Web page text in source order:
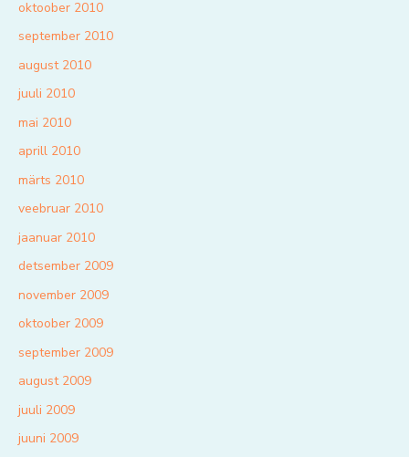
oktoober 2010
september 2010
august 2010
juuli 2010
mai 2010
aprill 2010
märts 2010
veebruar 2010
jaanuar 2010
detsember 2009
november 2009
oktoober 2009
september 2009
august 2009
juuli 2009
juuni 2009